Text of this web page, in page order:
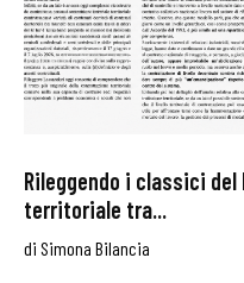
Rileggendo i classici
territoriale tra...
di Simona Bilancia